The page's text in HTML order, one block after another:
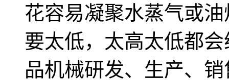
花容易凝聚水蒸气或
要太低，太高太低都
品机械研发、生产、